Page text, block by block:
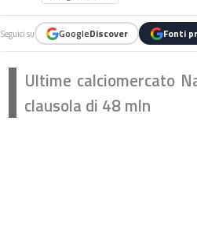
Seguici su GoogleDiscover Fonti
Ultime calciomercato
clausola di 48 mln